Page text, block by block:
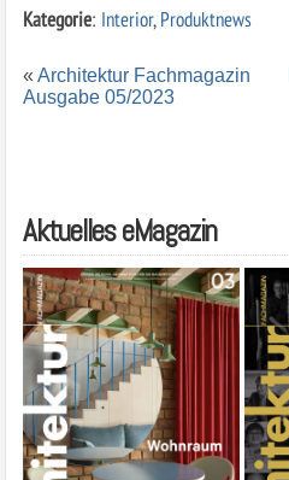
Kategorie: Interior,Produktnews
« Architektur Fachmagazin
Ausgabe 05/2023
Aktuelles eMagazin